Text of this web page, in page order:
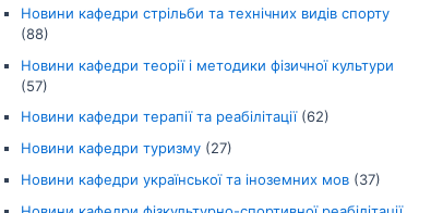
Новини кафедри стрільби та технічних видів спорту
(88)
Новини кафедри теорії і методики фізичної культури
(57)
Новини кафедри терапії та реабілітації(62)
Новини кафедри туризму(27)
Новини кафедри української та іноземних мов(37)